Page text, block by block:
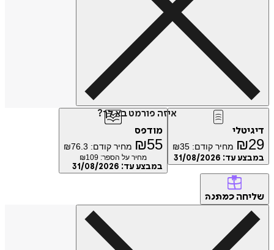
איזה פורמט בא לך?
₪ מחיר קודם: ₪35
עד:31/08/2026
מודפס
₪ 55 מחיר קודם: ₪76.3
מחיר על הספר: ₪109
במבצע עד:31/08/2026
כמתנה